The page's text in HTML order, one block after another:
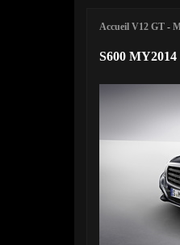
Accueil V12 GT -
S600 MY2014